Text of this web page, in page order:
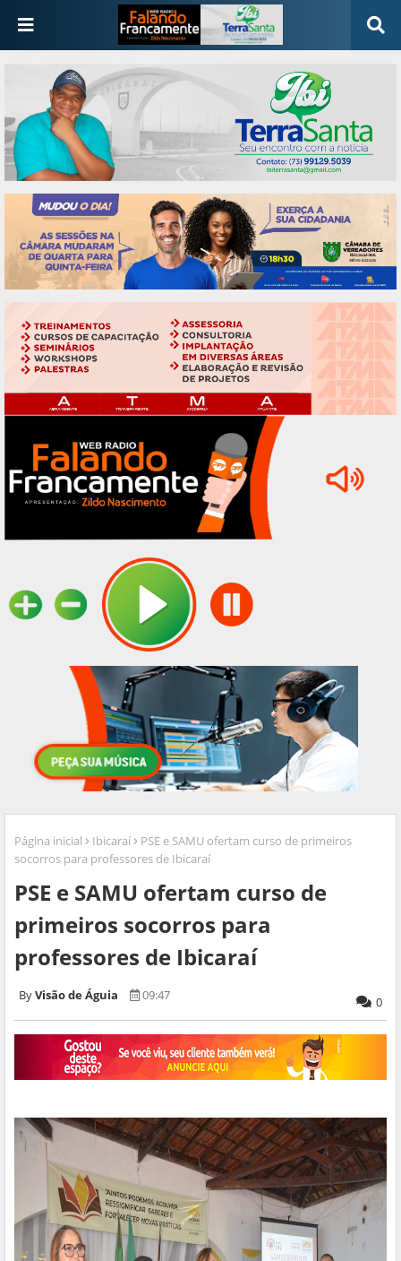
Página inicial Ibicaraí
PSE e SAMU ofertam curso de primeiros
socorros para professores de Ibicaraí
PSE e SAMU ofertam curso de
primeiros socorros para
professores de Ibicaraí
Visão de Águia 09:47 0